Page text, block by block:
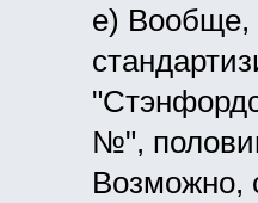
е) Вообще,
№",
Возможно,